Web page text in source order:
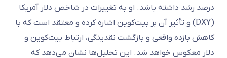
درصد رشد داشته باشد. او به تغییرات در شاخص دلار آمریکا
(DXY) و تأثیر آن بر بیت‌کوین اشاره کرده و معتقد است که با
کاهش بازده واقعی و بازگشت نقدینگی، ارتباط بیت‌کوین و
دلار معکوس خواهد شد. این تحلیل‌ها نشان می‌دهد که